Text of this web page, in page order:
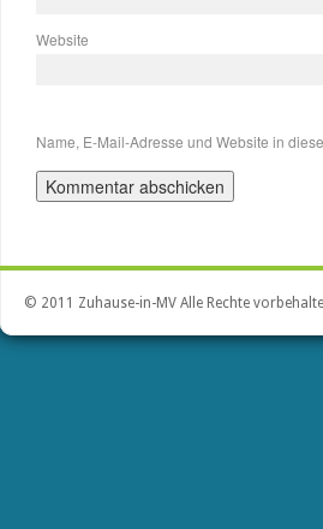
Website
Name, E-Mail-Adresse und Website in
© 2011 Zuhause-in-MV Alle Rechte